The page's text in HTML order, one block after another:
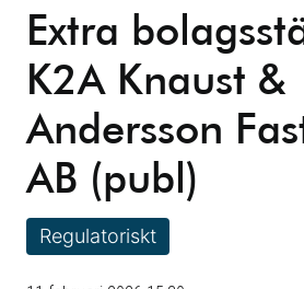
Extra
K2A Knaust &
Andersson
AB (publ)
Regulatoriskt